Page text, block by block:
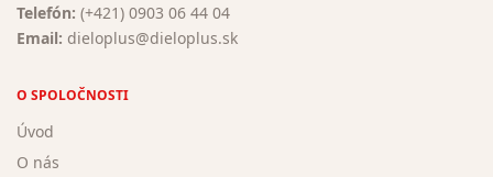
Telefón: (+421) 0903 06 44 04
Email: dieloplus@dieloplus.sk
O SPOLOČNOSTI
Úvod
O nás